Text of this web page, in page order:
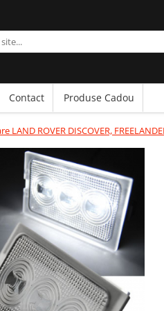
Contact Produse Cadou
ROVER DISCOVER,